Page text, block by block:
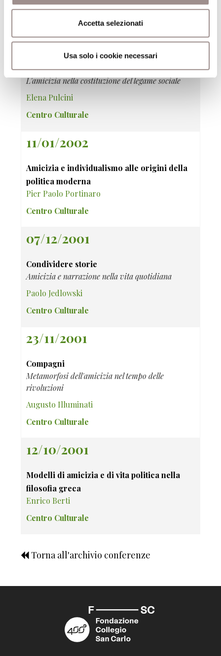
Accetta selezionati
Usa solo i cookie necessari
18/01/2002
Dono e reciprocità
L'amicizia nella costituzione del legame sociale
Elena Pulcini
Centro Culturale
11/01/2002
Amicizia e individualismo alle origini della
politica moderna
Pier Paolo Portinaro
Centro Culturale
07/12/2001
Condividere storie
Amicizia e narrazione nella vita quotidiana
Paolo Jedlowski
Centro Culturale
23/11/2001
Compagni
Metamorfosi dell'amicizia nel tempo delle
rivoluzioni
Augusto Illuminati
Centro Culturale
12/10/2001
Modelli di amicizia e di vita politica nella
filosofia greca
Enrico Berti
Centro Culturale
Torna all'archivio conferenze